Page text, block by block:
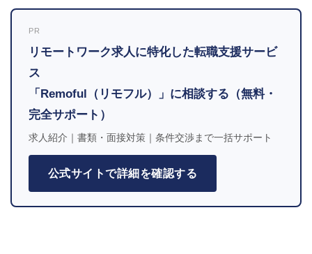
PR
リモートワーク求人に特化した転職支援サービ
ス
「Remoful（リモフル）」に相談する（無料・
完全サポート）
求人紹介｜書類・面接対策｜条件交渉まで一括サポート
公式サイトで詳細を確認する